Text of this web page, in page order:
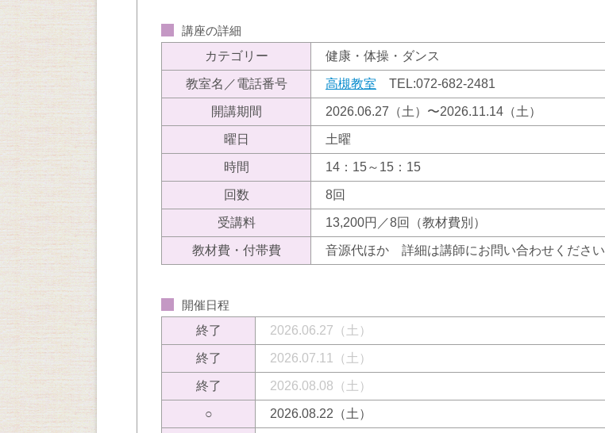
講座の詳細
カテゴリー
健康・体操・ダンス
教室名／電話番号 高槻教室 TEL:072-682-2481
開講期間 2026.06.27（土）〜2026.11.14（土）
曜日 土曜
時間 14：15～15：15
回数 8回
受講料 13,200円／8回（教材費別）
教材費・付帯費 音源代ほか 詳細は講師にお問い合わせください
開催日程
終了
2026.06.27（土）
終了 2026.07.11（土）
終了 2026.08.08（土）
○ 2026.08.22（土）